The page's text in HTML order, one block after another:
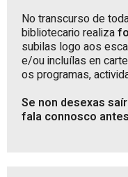
No transcurso de
bibliotecario realiza
subilas logo aos
e/ou incluílas en
os programas,
Se non desexas
fala connosco